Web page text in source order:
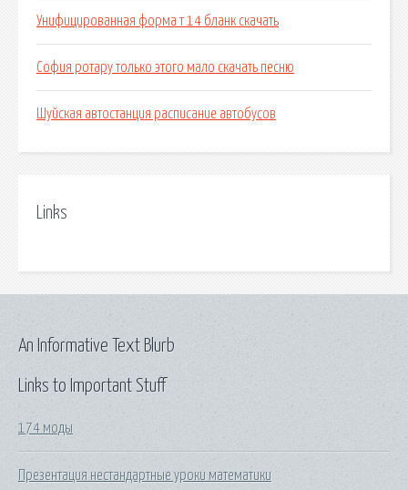
Унифицированная форма т 14 бланк скачать
София ротару только этого мало скачать песню
Шуйская автостанция расписание автобусов
Links
Links to Important Stuff
174 моды
Презентация нестандартные уроки математики
An Informative Text Blurb